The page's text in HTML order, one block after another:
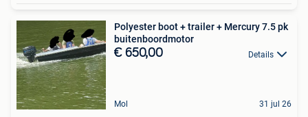
Polyester boot + trailer + Mercury 7.5 pk
buitenboordmotor
€ 650,00 Details
Mol 31 jul 26